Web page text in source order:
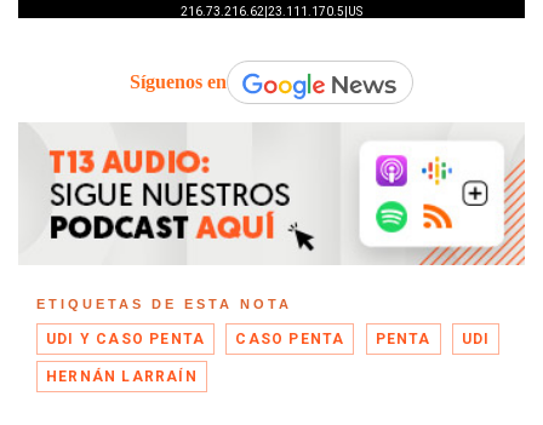
Síguenos en
ETIQUETAS DE ESTA NOTA
UDI Y CASO PENTA CASO PENTA PENTA UDI
HERNÁN LARRAÍN